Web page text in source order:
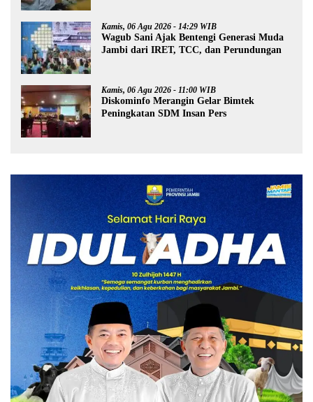
Kamis, 06 Agu 2026 - 14:29 WIB
Wagub Sani Ajak Bentengi Generasi Muda
Jambi dari IRET, TCC, dan Perundungan
Kamis, 06 Agu 2026 - 11:00 WIB
Diskominfo Merangin Gelar Bimtek
Peningkatan SDM Insan Pers